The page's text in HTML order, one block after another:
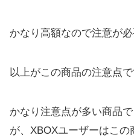
かなり高額なので注意が必
以上がこの商品の注意点で
かなり注意点が多い商品
が、XBOXユーザーはこ